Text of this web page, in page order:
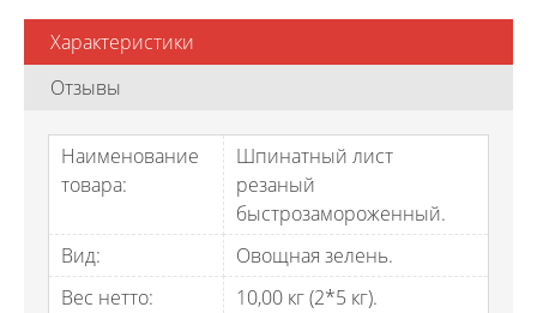
Характеристики
Отзывы
Наименование
товара:
Шпинатный лист
резаный
быстрозамороженный.
Вид:
Овощная зелень.
Вес нетто:
10,00 кг (2*5 кг).